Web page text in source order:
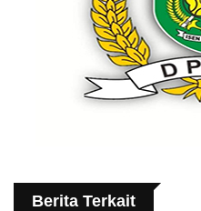
Berita Terkait